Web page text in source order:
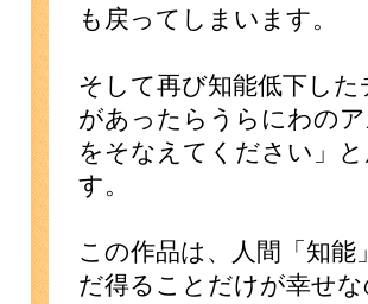
も戻ってしまいます。
そして再び知能低下し
があったらうらにわの
をそなえてください」
す。
この作品は、人間「知
だ得ることだけが幸せ